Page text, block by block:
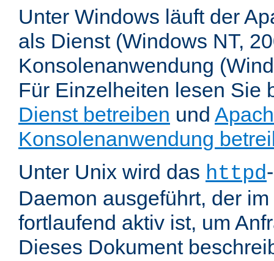
Unter Windows läuft der
als Dienst (Windows NT,
Konsolenanwendung
Für Einzelheiten lesen Sie
Dienst betreiben und
Konsolenanwendung
Unter Unix wird das httpd
Daemon ausgeführt, der
fortlaufend aktiv ist, um
Dieses Dokument